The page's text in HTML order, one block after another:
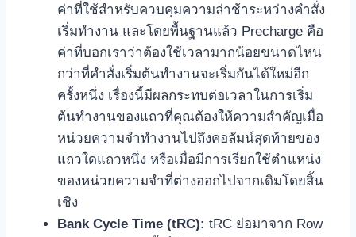
ค่าที่ใช้สำหรับควบคุมความล่าช้าระหว่างคำสั่ง
เริ่มทำงาน และโดยพื้นฐานแล้ว Precharge คือ
ค่าที่บอกเราว่าต้องใช้เวลามากน้อยขนาดไหน
กว่าที่คำสั่งเริ่มต้นทำงานจะเริ่มกันได้ใหม่อีก
ครั้งหนึ่ง เรื่องนี้มีผลกระทบต่อเวลาในการเริ่ม
ต้นทำงานของแถวที่คุณต้องให้ความสำคัญเมื่อ
หน่วยความจำทำงานไปถึงคอลัมน์สุดท้ายของ
แถวใดแถวหนึ่ง หรือเมื่อมีการเรียกใช้ตำแหน่ง
ของหน่วยความจำที่ต่างออกไปจากเดิมโดยสิ้น
เชิง
Bank Cycle Time (tRC): tRC ย่อมาจาก Row